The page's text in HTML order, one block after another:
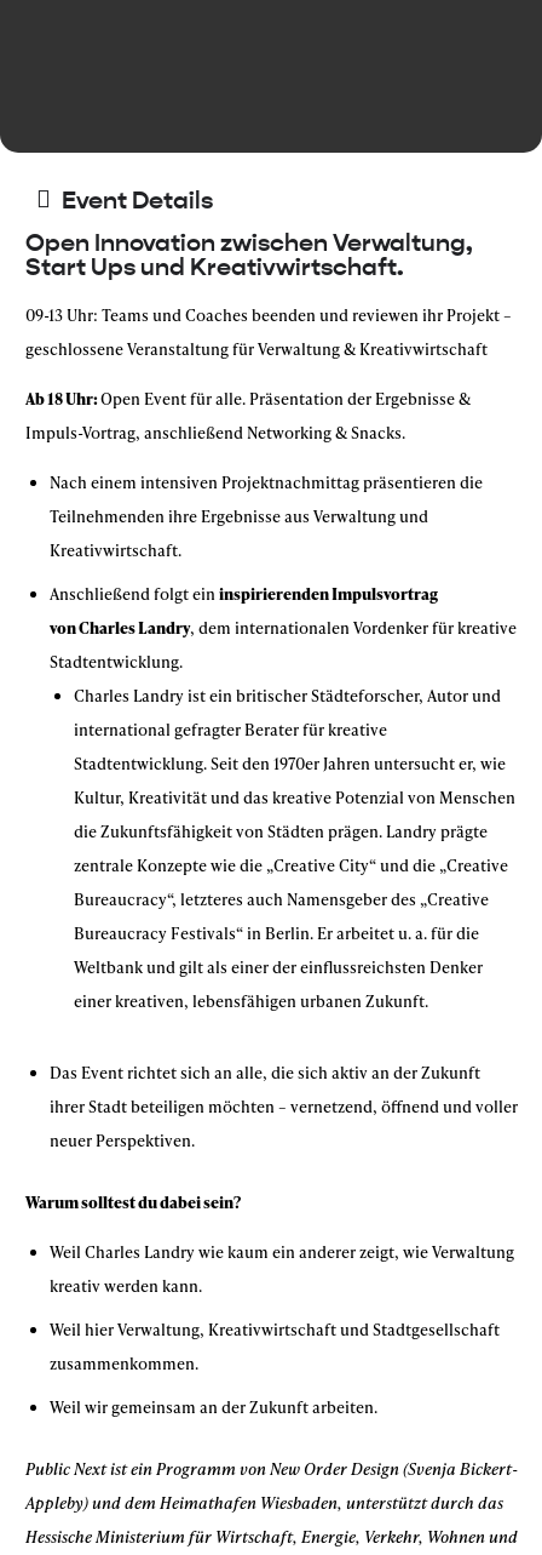
Event Details
Open Innovation zwischen Verwaltung,
Start Ups und Kreativwirtschaft.
09-13 Uhr: Teams und Coaches beenden und reviewen ihr Projekt –
geschlossene Veranstaltung für Verwaltung & Kreativwirtschaft
Ab 18 Uhr:Open Event für alle. Präsentation der Ergebnisse &
Impuls-Vortrag, anschließend Networking & Snacks.
Nach einem intensiven Projektnachmittag präsentieren die
Teilnehmenden ihre Ergebnisse aus Verwaltung und
Kreativwirtschaft.
Anschließend folgt ein inspirierenden Impulsvortrag
vonCharles Landry, dem internationalen Vordenker für kreative
Stadtentwicklung.
Charles Landry ist ein britischer Städteforscher, Autor und
international gefragter Berater für kreative
Stadtentwicklung. Seit den 1970er Jahren untersucht er, wie
Kultur, Kreativität und das kreative Potenzial von Menschen
die Zukunftsfähigkeit von Städten prägen. Landry prägte
zentrale Konzepte wie die „Creative City“ und die „Creative
Bureaucracy“, letzteres auch Namensgeber des „Creative
Bureaucracy Festivals“ in Berlin. Er arbeitet u. a. für die
Weltbank und gilt als einer der einflussreichsten Denker
einer kreativen, lebensfähigen urbanen Zukunft.
Das Event richtet sich an alle, die sich aktiv an der Zukunft
ihrer Stadt beteiligen möchten – vernetzend, öffnend und voller
neuer Perspektiven.
Warum solltest du dabei sein?
Weil Charles Landry wie kaum ein anderer zeigt, wie Verwaltung
kreativ werden kann.
Weil hier Verwaltung, Kreativwirtschaft und Stadtgesellschaft
zusammenkommen.
Weil wir gemeinsam an der Zukunft arbeiten.
Public Next ist ein Programm von New Order Design (Svenja Bickert-
Appleby) und dem Heimathafen Wiesbaden, unterstützt durch das
Hessische Ministerium für Wirtschaft, Energie, Verkehr, Wohnen und